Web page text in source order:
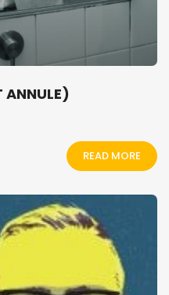
ANNULE)
READ MORE